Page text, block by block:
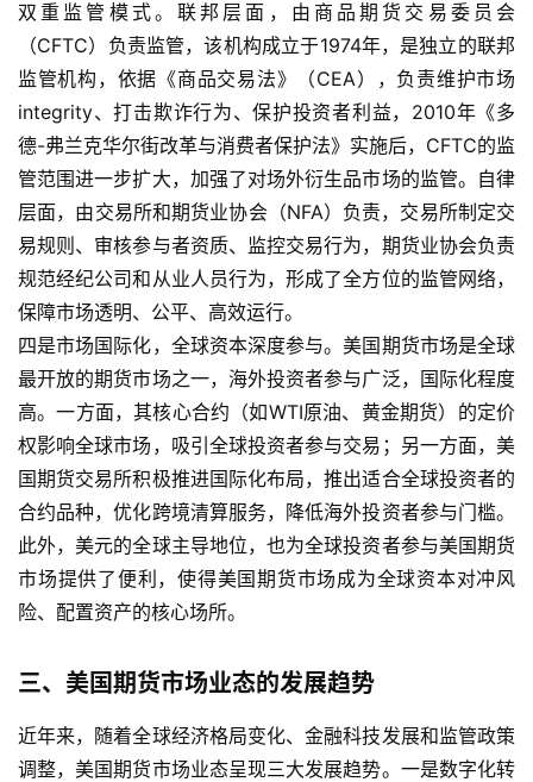
直
播
室
原
油
期
货
行
情
原
油
直
播
室
国
内
期
货
国
期
货
双重监管模式。联邦层面，由商品期货交易委员会
（CFTC）负责监管，该机构成立于1974年，是独立的联邦
监管机构，依据《商品交易法》（CEA），负责维护市场
integrity、打击欺诈行为、保护投资者利益，2010年《多
德-弗兰克华尔街改革与消费者保护法》实施后，CFTC的监
管范围进一步扩大，加强了对场外衍生品市场的监管。自律
层面，由交易所和期货业协会（NFA）负责，交易所制定交
易规则、审核参与者资质、监控交易行为，期货业协会负责
规范经纪公司和从业人员行为，形成了全方位的监管网络，
保障市场透明、公平、高效运行。
四是市场国际化，全球资本深度参与。美国期货市场是全球
最开放的期货市场之一，海外投资者参与广泛，国际化程度
高。一方面，其核心合约（如WTI原油、黄金期货）的定价
权影响全球市场，吸引全球投资者参与交易；另一方面，美
国期货交易所积极推进国际化布局，推出适合全球投资者的
合约品种，优化跨境清算服务，降低海外投资者参与门槛。
此外，美元的全球主导地位，也为全球投资者参与美国期货
市场提供了便利，使得美国期货市场成为全球资本对冲风
险、配置资产的核心场所。
三、美国期货市场业态的发展趋势
近年来，随着全球经济格局变化、金融科技发展和监管政策
调整，美国期货市场业态呈现三大发展趋势。一是数字化转